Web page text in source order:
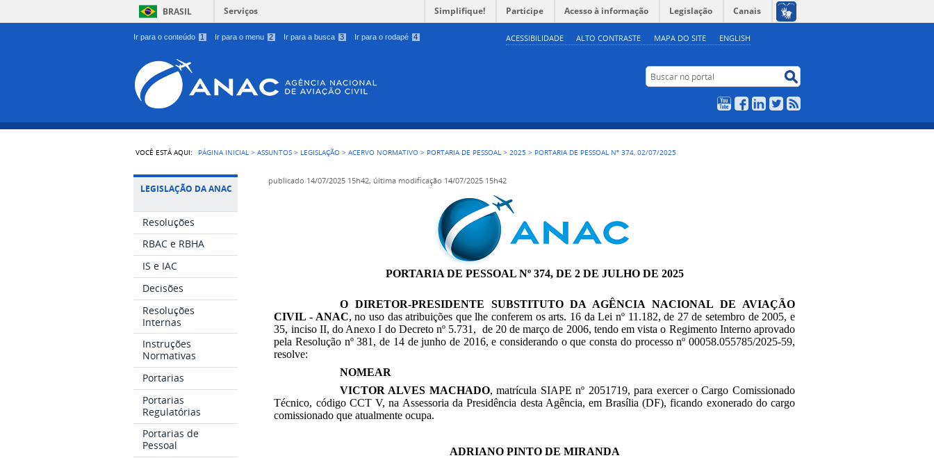
Ir para o conteúdo 1 Ir para o menu 2 Ir para a busca 3 Ir para o rodapé 4 ACESSIBILIDADE ALTO CONTRASTE MAPA DO SITE ENGLISH
BRASIL Serviços Simplifique! Participe Acesso à informação Legislação Canais
Buscar no portal
YouTubeFacebookLinkedIn
Twitter
VOCÊ ESTÁ AQUI: PÁGINA INICIAL >ASSUNTOS > LEGISLAÇÃO >ACERVO NORMATIVO > PORTARIA DE PESSOAL >2025 > PORTARIA DE PESSOAL Nº 374, 02/07/2025
LEGISLAÇÃO DA ANAC
Resoluções
RBAC e RBHA
IS e IAC
Decisões
Resoluções
Internas
Instruções
Normativas
Portarias
Portarias
Regulatórias
Portarias de
Pessoal
publicado 14/07/2025 15h42, última modificação 14/07/2025 15h42
PORTARIA DE PESSOAL Nº 374, DE 2 DE JULHO DE 2025
O DIRETOR-PRESIDENTE SUBSTITUTODA AGÊNCIA NACIONAL DE AVIAÇÃO
CIVIL - ANAC, no uso das atribuições que lhe conferem os arts. 16 da Lei nº 11.182, de 27 de setembro de 2005, e
35, inciso II, do Anexo I do Decreto nº 5.731, de 20 de março de 2006, tendo em vista o Regimento Interno aprovado
pela Resolução nº 381, de 14 de junho de 2016, e considerando o que consta do processo nº 00058.055785/2025-59,
resolve:
NOMEAR
VICTOR ALVES MACHADO, matrícula SIAPE nº 2051719, para exercer o Cargo Comissionado
Técnico, código CCT V, na Assessoria da Presidência desta Agência, em Brasília (DF), ficando exonerado do cargo
comissionado que atualmente ocupa.
ADRIANO PINTO DE MIRANDA